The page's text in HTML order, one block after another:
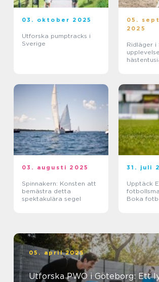
03. oktober 2025
Utforska pumptracks i
Sverige
05.
2025
Ridläger i
03. augusti 2025
Spinnakern: Konsten att
bemästra detta
spektakulära segel
31. juli
Upptäck
Boka
05. april 2025
Utforska PWO i Göteborg: Ett